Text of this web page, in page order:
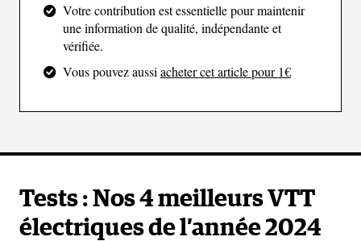
Cette caméra embarquée fait partie de notre sélection
en grand partie grâce à sa taille. Pas plus grande
que les autres modèles plus connus. La qualité
mal ; des vidéos suffisamment fluides et colorées
pour alimenter votre feed Instagram.
Votre contribution est essentielle pour maintenir
une information de qualité, indépendante et
vérifiée.
Vous pouvez aussi acheter cet article pour 1€
Tests : Nos 4 meilleurs VTT
électriques de l’année 2024